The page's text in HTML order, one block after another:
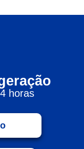
horas